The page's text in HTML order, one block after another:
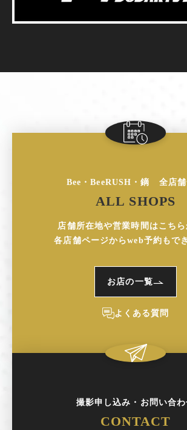
Bee・BeeRUSH・鏑 全店舗
ALL SHOPS
店舗所在地や営業時間はこちら
各店舗ページからweb予約もで
お店の一覧
よくある質問
撮影申し込み・お問い合わ
CONTACT